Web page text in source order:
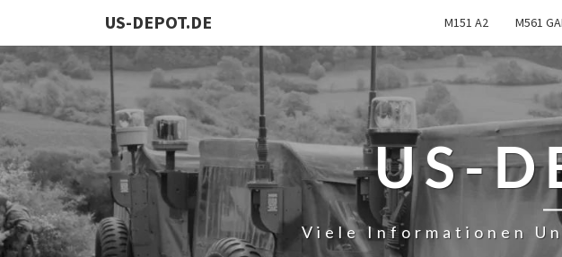
US-DEPOT.DE M151 A2 M561
US-
Viele Informationen